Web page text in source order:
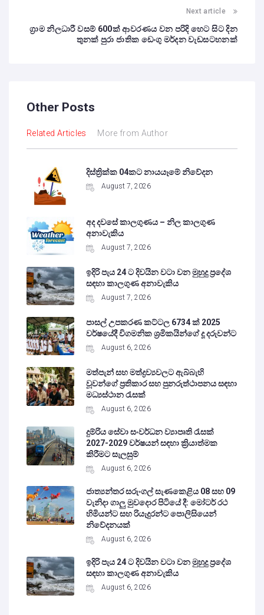
Next article
ග්‍රාම නිලධාරී වසම් 600ක් ආවරණය වන පරිදි හෙට සිට දින
තුනක් පුරා ජාතික ඩෙංගු මර්දන වැඩසටහනක්
Other Posts
Related Articles More from Author
දිස්ත්‍රික්ක 04කට නායයෑමේ නිවේදන
August 7, 2026
අද දවසේ කාලගුණය – නිල කාලගුණ
අනාවැකිය
August 7, 2026
ඉදිරි පැය 24 ට දිවයින වටා වන මුහුදු ප්‍රදේශ
සඳහා කාලගුණ අනාවැකිය
August 7, 2026
පාසල් උපකරණ කට්ටල 6734 ක් 2025
වර්ෂයේදී විගමනික ශ්‍රමිකයින්ගේ දූ දරුවන්ට
August 6, 2026
මත්පැන් සහ මත්ද්‍රව්‍යවලට ඇබ්බැහි
වූවන්ගේ ප්‍රතිකාර සහ පුනරුත්ථාපනය සඳහා
මධ්‍යස්ථාන රැසක්
August 6, 2026
දුම්රිය සේවා සංවර්ධන ව්‍යාපෘති රැසක්
2027-2029 වර්ෂයන් සඳහා ක්‍රියාත්මක
කිරීමට සැලසුම්
August 6, 2026
ජාත්‍යන්තර සරුංගල් සැණකෙළිය 08 සහ 09
වැනිදා ගාලු මුවදොර පිටියේ දී: මෝටර් රථ
හිමියන්ට සහ රියැදුරන්ට පොලිසියෙන්
නිවේදනයක්
August 6, 2026
ඉදිරි පැය 24 ට දිවයින වටා වන මුහුදු ප්‍රදේශ
සඳහා කාලගුණ අනාවැකිය
August 6, 2026